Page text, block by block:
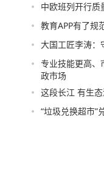
中欧班列开行质
教育APP有了规
大国工匠李涛：
专业技能更高、
政市场
这段长江 有生
“垃圾兑换超市”